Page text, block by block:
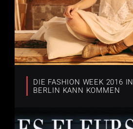
DIE FASHION WEEK 2016 IN
BERLIN KANN KOMMEN